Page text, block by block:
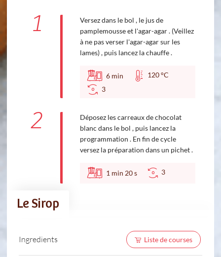
1
Versez dans le bol , le jus de
pamplemousse et l'agar-agar . (Veillez
à ne pas verser l'agar-agar sur les
lames) , puis lancez la chauffe .
6 min
120 °C
3
2
Déposez les carreaux de chocolat
blanc dans le bol , puis lancez la
programmation . En fin de cycle
versez la préparation dans un pichet .
1 min 20s 3
Le Sirop
Ingredients Liste de courses